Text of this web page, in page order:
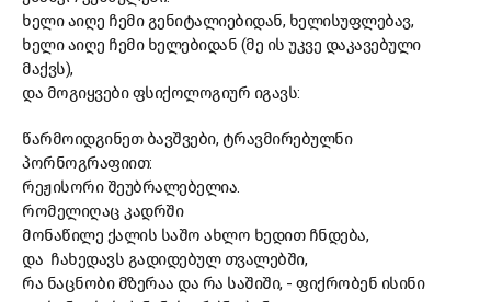
ხელი აიღე ჩემი გენიტალიებიდან, ხელისუფლებავ,
ხელი აიღე ჩემი ხელებიდან (მე ის უკვე დაკავებული
მაქვს),
და მოგიყვები ფსიქოლოგიურ იგავს:
წარმოიდგინეთ ბავშვები, ტრავმირებულნი
პორნოგრაფიით:
რეჟისორი შეუბრალებელია.
რომელიღაც კადრში
მონაწილე ქალის საშო ახლო ხედით ჩნდება,
და ჩახედავს გადიდებულ თვალებში,
რა ნაცნობი მზერაა და რა საშიში, - ფიქრობენ ისინი